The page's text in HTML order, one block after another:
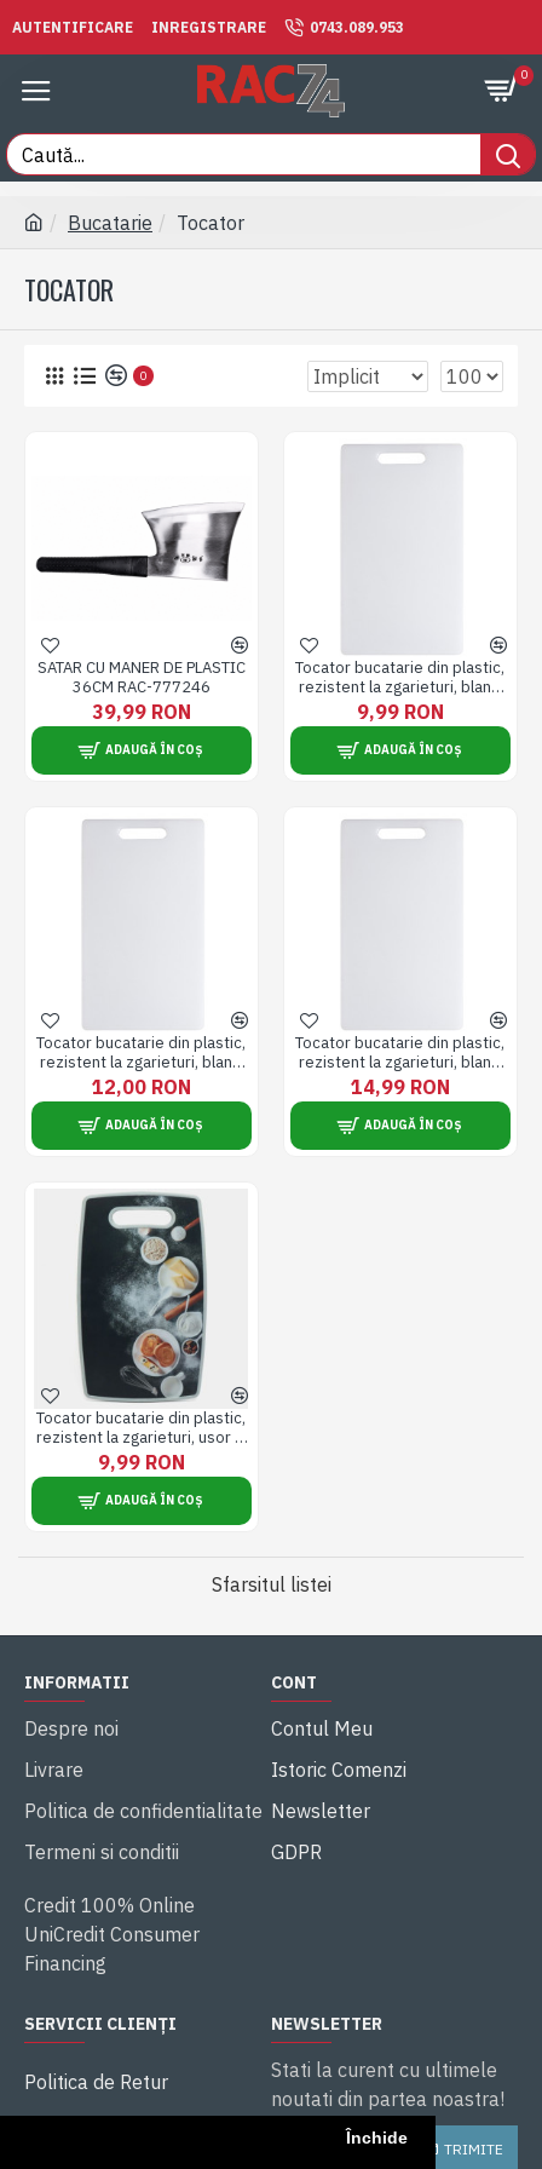
Închide
AUTENTIFICARE INREGISTRARE 0743.089.953
0
Bucatarie Tocator
TOCATOR
0
SATAR CU MANER DE PLASTIC
36CM RAC-777246
39,99 RON
ADAUGĂ ÎN COȘ
Tocator bucatarie din plastic,
rezistent la zgarieturi, bland
cu lamele cutitelor, usor si
durabil, 33 x 20 cm
9,99 RON
ADAUGĂ ÎN COȘ
Tocator bucatarie din plastic,
rezistent la zgarieturi, bland
cu lamele cutitelor, usor si
durabil, 37.7 x 23.5 cm
12,00 RON
ADAUGĂ ÎN COȘ
Tocator bucatarie din plastic,
rezistent la zgarieturi, bland
cu lamele cutitelor, usor si
durabil, 43.5 x 27.5 cm
14,99 RON
ADAUGĂ ÎN COȘ
Tocator bucatarie din plastic,
rezistent la zgarieturi, usor si
durabil, 36 x 22 cm
9,99 RON
ADAUGĂ ÎN COȘ
Sfarsitul listei
INFORMATII
Despre noi
Livrare
Politica de confidentialitate
Termeni si conditii
Credit 100% Online
UniCredit Consumer
Financing
CONT
Contul Meu
Istoric Comenzi
Newsletter
GDPR
SERVICII CLIENȚI
Politica de Retur
ANPC
NEWSLETTER
Stati la curent cu ultimele
noutati din partea noastra!
TRIMITE